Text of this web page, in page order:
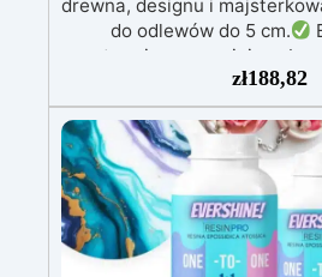
drewna, designu i
do odlewów do 5 cm.
egzotermia zapewniająca
Odporna
żółknięcie dzięki filtrom UV
mechanicznej.
Niska
pęcherzyki powietrza i
wykończenie.
wolna od BPA/VOC,
długotrwałego
zł188,82